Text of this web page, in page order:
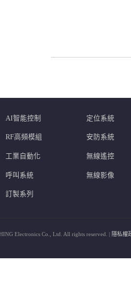
AI智能控制 定位系統
RF高頻模組 安防系統
工業自動化 無線遙控
呼叫系統 無線影像
訂製系列
Electronics Co., Ltd. All rights reserved. | 隱私權